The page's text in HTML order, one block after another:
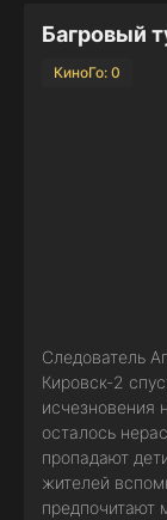
Багровый
КиноГо: 0
Следователь
Кировск-2
исчезновения
осталось
пропадают
жителей
предпочитают